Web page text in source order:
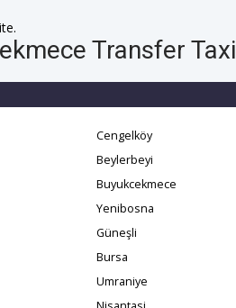
Transfer Taxi
Cengelköy
Beylerbeyi
Buyukcekmece
Yenibosna
Güneşli
Bursa
Umraniye